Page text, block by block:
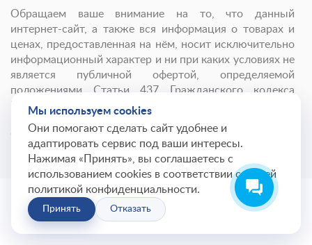
Обращаем ваше внимание на то, что данный
интернет-сайт, а также вся информация о товарах и
ценах, предоставленная на нём, носит исключительно
информационный характер и ни при каких условиях не
является публичной офертой, определяемой
положениями Статьи 437 Гражданского кодекса
Российской Федерации.
© 2001- 2026Институт красоты ГАЛАКТИКА
Мы используем cookies
Они помогают сделать сайт удобнее и
адаптировать сервис под ваши интересы.
Нажимая «Принять», вы соглашаетесь с
использованием cookies в соответствии с нашей
политикой конфиденциальности.
Принять Отказать